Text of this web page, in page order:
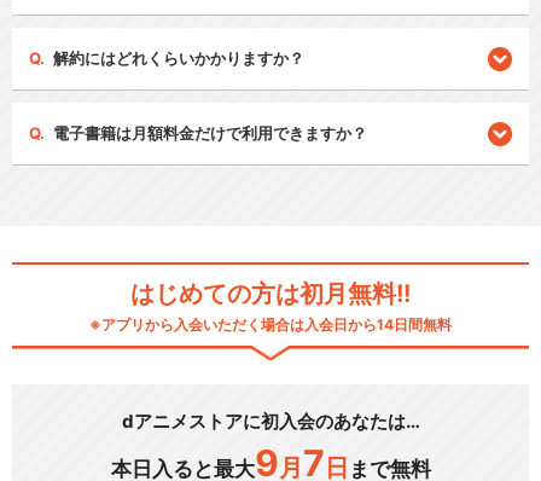
解約にはどれくらいかかりますか？
電子書籍は月額料金だけで利用できますか？
はじめての方は初月無料!!
※アプリから入会いただく場合は入会日から14日間無料
dアニメストアに初入会のあなたは…
本日入ると最大9 月 7 日 まで無料